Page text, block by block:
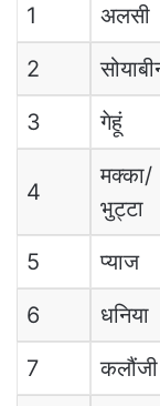
1 अलसी
2
3
गेहूं
4
मक्का/
भुट्टा
5 प्याज
6
धनिया
7
कलौंजी